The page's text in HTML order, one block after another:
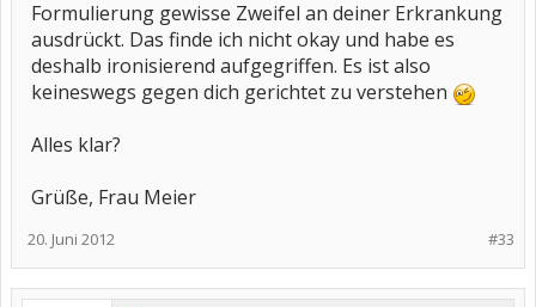
Formulierung gewisse Zweifel an deiner Erkrankung
ausdrückt. Das finde ich nicht okay und habe es
deshalb ironisierend aufgegriffen. Es ist also
keineswegs gegen dich gerichtet zu verstehen
Alles klar?
Grüße, Frau Meier
#33
20. Juni 2012